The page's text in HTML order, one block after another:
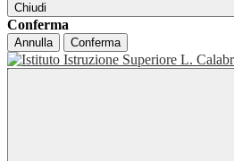
Chiudi
Conferma
Annulla Conferma